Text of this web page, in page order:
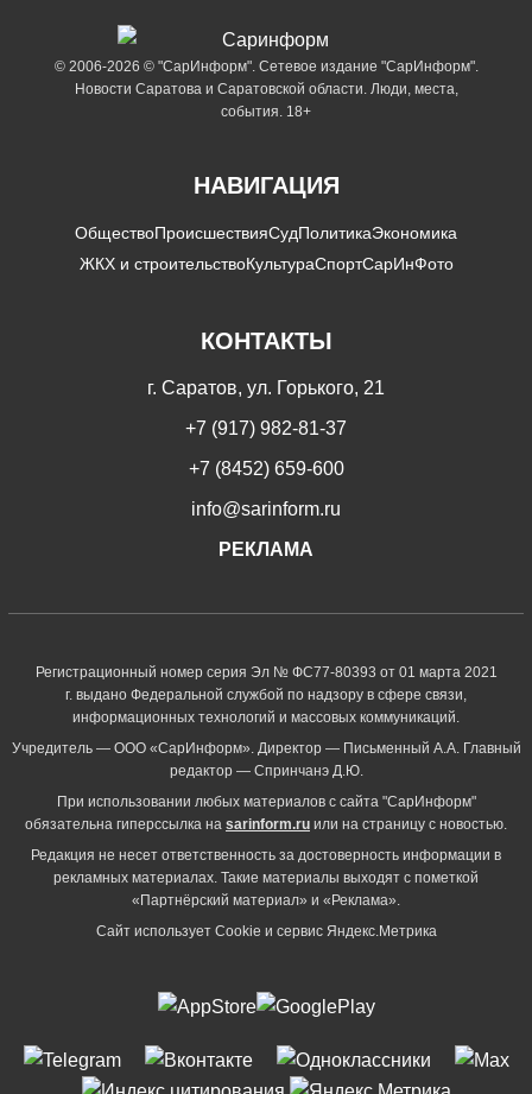
© 2006-2026 © "СарИнформ". Сетевое издание "СарИнформ".
Новости Саратова и Саратовской области. Люди, места,
события. 18+
НАВИГАЦИЯ
ОбществоПроисшествияСудПолитикаЭкономика
ЖКХ и строительствоКультураСпортСарИнФото
КОНТАКТЫ
г. Саратов, ул. Горького, 21
+7 (917) 982-81-37
+7 (8452) 659-600
info@sarinform.ru
РЕКЛАМА
Регистрационный номер серия Эл № ФС77-80393 от 01 марта 2021
г. выдано Федеральной службой по надзору в сфере связи,
информационных технологий и массовых коммуникаций.
Учредитель — ООО «СарИнформ». Директор — Письменный А.А. Главный
редактор — Спринчанэ Д.Ю.
При использовании любых материалов с сайта "СарИнформ"
обязательна гиперссылка на sarinform.ru или на страницу с новостью.
Редакция не несет ответственность за достоверность информации в
рекламных материалах. Такие материалы выходят с пометкой
«Партнёрский материал» и «Реклама».
Сайт использует Cookie и сервиc Яндекс.Метрика